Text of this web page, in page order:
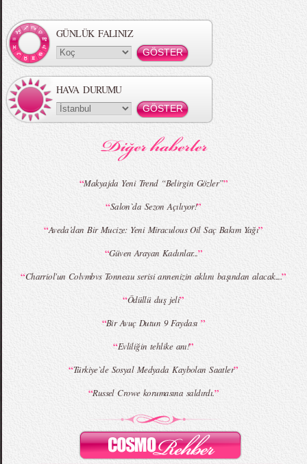
MBFWI - Gülçin Çengel 2015 Yaz
MBFWI - Zeynep Erdoğan 2015 Yaz
MBFWI - Giray Sepin 2015 Yaz Koleksiyonu MBFWI - Burçe Bekrek 2015 Yaz Koleksiyonu
GÜNLÜK FALINIZ
HAVA DURUMU
“Makyajda Yeni Trend “Belirgin Gözler””
“Salon`da Sezon Açılıyor!”
“Aveda’dan Bir Mucize: Yeni Miraculous Oil Saç Bakım Yağı”
“Güven Arayan Kadınlar...”
“Charriol'un Colvmbvs Tonneau serisi annenizin aklını başından alacak....”
“Ödüllü duş jeli”
“Bir Avuç Dutun 9 Faydası ”
“Evliliğin tehlike anı!”
“Türkiye`de Sosyal Medyada Kaybolan Saatler”
“Russel Crowe korumasına saldırdı.”